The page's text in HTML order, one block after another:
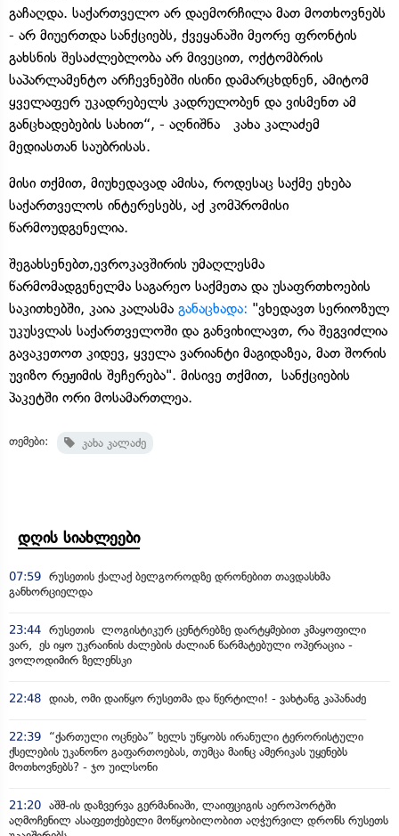
გაჩაღდა. საქართველო არ დაემორჩილა მათ მოთხოვნებს
- არ მიუერთდა სანქციებს, ქვეყანაში მეორე ფრონტის
გახსნის შესაძლებლობა არ მივეცით, ოქტომბრის
საპარლამენტო არჩევნებში ისინი დამარცხდნენ, ამიტომ
ყველაფერ უკადრებელს კადრულობენ და ვისმენთ ამ
განცხადებების სახით“, - აღნიშნა კახა კალაძემ
მედიასთან საუბრისას.
მისი თქმით, მიუხედავად ამისა, როდესაც საქმე ეხება
საქართველოს ინტერესებს, აქ კომპრომისი
წარმოუდგენელია.
შეგახსენებთ,ევროკავშირის უმაღლესმა
წარმომადგენელმა საგარეო საქმეთა და უსაფრთხოების
საკითხებში, კაია კალასმა განაცხადა: "ვხედავთ სერიოზულ
უკუსვლას საქართველოში და განვიხილავთ, რა შეგვიძლია
გავაკეთოთ კიდევ, ყველა ვარიანტი მაგიდაზეა, მათ შორის
უვიზო რეჟიმის შეჩერება". მისივე თქმით, სანქციების
პაკეტში ორი მოსამართლეა.
თემები: კახა კალაძე
დღის სიახლეები
07:59 რუსეთის ქალაქ ბელგოროდზე დრონებით თავდასხმა
განხორციელდა
23:44 რუსეთის ლოგისტიკურ ცენტრებზე დარტყმებით კმაყოფილი
ვარ, ეს იყო უკრაინის ძალების ძალიან წარმატებული ოპერაცია -
ვოლოდიმირ ზელენსკი
22:48 დიახ, ომი დაიწყო რუსეთმა და წერტილი! - ვახტანგ კაპანაძე
22:39
“ქართული ოცნება” ხელს უწყობს ირანული ტერორისტული
ქსელების უკანონო გაფართოებას, თუმცა მაინც ამერიკას უყენებს
მოთხოვნებს? - ჯო უილსონი
21:20 აშშ-ის დაზვერვა გერმანიაში, ლაიფციგის აეროპორტში
აღმოჩენილ ასაფეთქებელი მოწყობილობით აღჭურვილ დრონს რუსეთს